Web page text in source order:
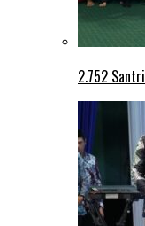
2.752